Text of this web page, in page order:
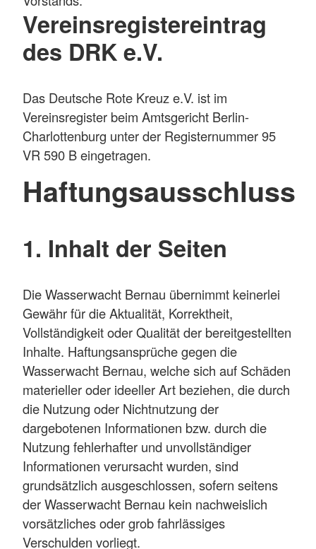
Vereinsregistereintrag
des DRK e.V.
Das Deutsche Rote Kreuz e.V. ist im
Vereinsregister beim Amtsgericht Berlin-
Charlottenburg unter der Registernummer 95
VR 590 B eingetragen.
Haftungsausschluss
1. Inhalt der Seiten
Die Wasserwacht Bernau übernimmt keinerlei
Gewähr für die Aktualität, Korrektheit,
Vollständigkeit oder Qualität der bereitgestellten
Inhalte. Haftungsansprüche gegen die
Wasserwacht Bernau, welche sich auf Schäden
materieller oder ideeller Art beziehen, die durch
die Nutzung oder Nichtnutzung der
dargebotenen Informationen bzw. durch die
Nutzung fehlerhafter und unvollständiger
Informationen verursacht wurden, sind
grundsätzlich ausgeschlossen, sofern seitens
der Wasserwacht Bernau kein nachweislich
vorsätzliches oder grob fahrlässiges
Verschulden vorliegt.